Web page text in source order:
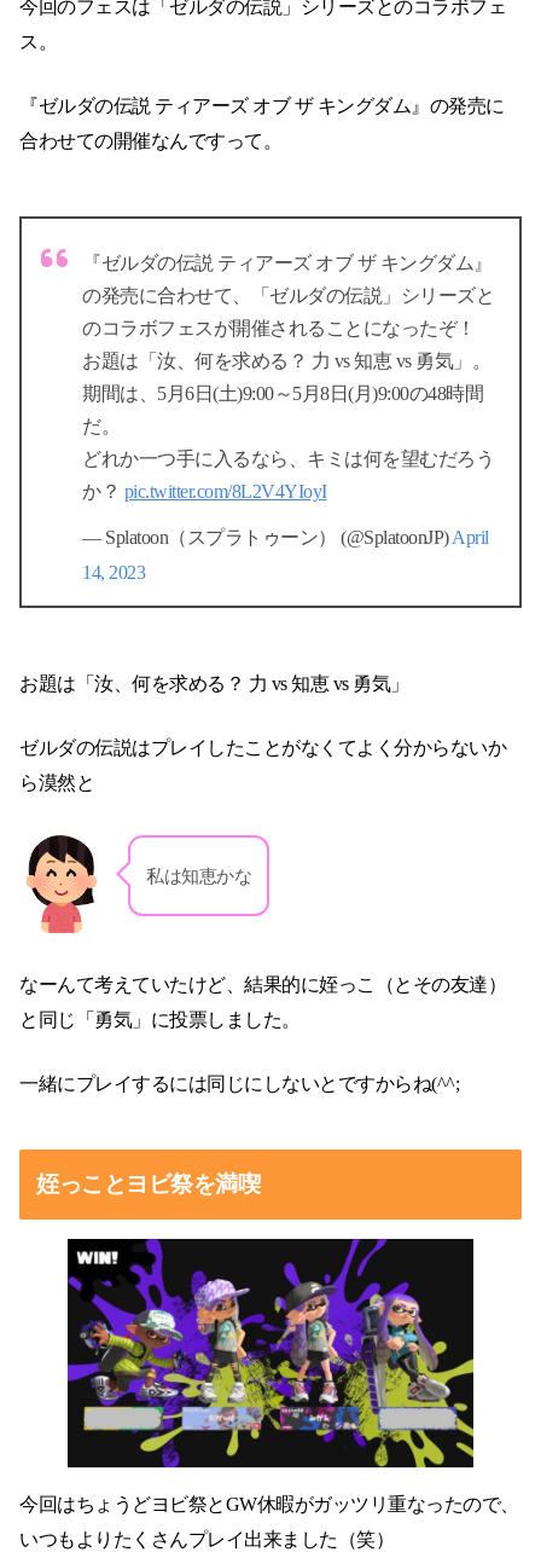
今回のフェスは「ゼルダの伝説」シリーズとのコラボフェ
ス。
『ゼルダの伝説 ティアーズ オブ ザ キングダム』の発売に
合わせての開催なんですって。
『ゼルダの伝説 ティアーズ オブ ザ キングダム』
の発売に合わせて、「ゼルダの伝説」シリーズと
のコラボフェスが開催されることになったぞ！
お題は「汝、何を求める？ 力 vs 知恵 vs 勇気」。
期間は、5月6日(土)9:00～5月8日(月)9:00の48時間
だ。
どれか一つ手に入るなら、キミは何を望むだろう
か？ pic.twitter.com/8L2V4YIoyI
— Splatoon（スプラトゥーン） (@SplatoonJP)April
14, 2023
お題は「汝、何を求める？ 力 vs 知恵 vs 勇気」
ゼルダの伝説はプレイしたことがなくてよく分からないか
ら漠然と
私は知恵かな
なーんて考えていたけど、結果的に姪っこ（とその友達）
と同じ「勇気」に投票しました。
一緒にプレイするには同じにしないとですからね(^^;
姪っことヨビ祭を満喫
今回はちょうどヨビ祭とGW休暇がガッツリ重なったので、
いつもよりたくさんプレイ出来ました（笑）